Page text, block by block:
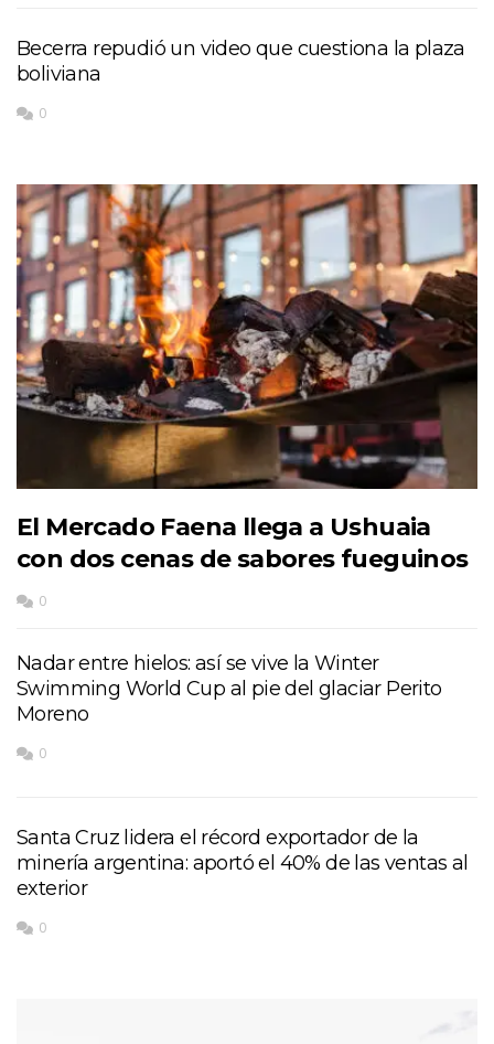
Becerra repudió un video que cuestiona la plaza
boliviana
0
El Mercado Faena llega a Ushuaia
con dos cenas de sabores fueguinos
0
Nadar entre hielos: así se vive la Winter
Swimming World Cup al pie del glaciar Perito
Moreno
0
Santa Cruz lidera el récord exportador de la
minería argentina: aportó el 40% de las ventas al
exterior
0